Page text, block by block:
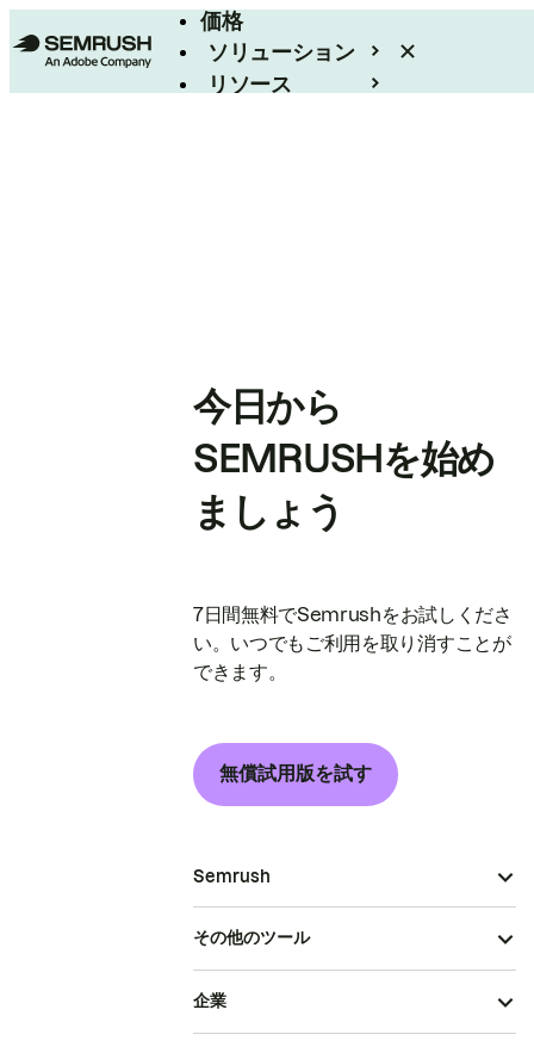
価格
ソリューション
リソース
今日から
SEMRUSHを始め
ましょう
7日間無料でSemrushをお試しくださ
い。いつでもご利用を取り消すことが
できます。
無償試用版を試す
Semrush
その他のツール
企業